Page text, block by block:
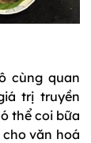
cùng quan
trị truyền
thể coi bữa
văn hoá